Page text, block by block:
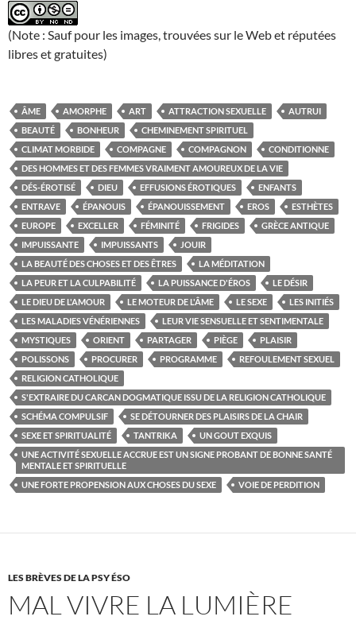
(Note : Sauf pour les images, trouvées sur le Web et réputées
libres et gratuites)
ÂME AMORPHE ART ATTRACTION SEXUELLE
AUTRUI
BEAUTÉ
BONHEUR
CHEMINEMENT SPIRITUEL
CLIMAT MORBIDE
COMPAGNE COMPAGNON
CONDITIONNE
DES HOMMES ET DES FEMMES VRAIMENT AMOUREUX DE LA VIE
DÉS-ÉROTISÉ
DIEU EFFUSIONS ÉROTIQUES
ENFANTS
ENTRAVE
ÉPANOUIS ÉPANOUISSEMENT EROS
ESTHÈTES
EUROPE
EXCELLER FÉMINITÉ FRIGIDES
GRÈCE ANTIQUE
IMPUISSANTE
IMPUISSANTS
JOUIR
LA BEAUTÉ DES CHOSES ET DES ÊTRES
LA MÉDITATION
LA PEUR ET LA CULPABILITÉ
LA PUISSANCE D'ÉROS
LE DÉSIR
LE DIEU DE L'AMOUR
LE MOTEUR DE L'ÂME LE SEXE
LES INITIÉS
LES MALADIES VÉNÉRIENNES
LEUR VIE SENSUELLE ET SENTIMENTALE
MYSTIQUES
ORIENT PARTAGER PIÈGE
PLAISIR
POLISSONS
PROCURER PROGRAMME
REFOULEMENT SEXUEL
RELIGION CATHOLIQUE
S'EXTRAIRE DU CARCAN DOGMATIQUE ISSU DE LA RELIGION CATHOLIQUE
SCHÉMA COMPULSIF
SE DÉTOURNER DES PLAISIRS DE LA CHAIR
SEXE ET SPIRITUALITÉ
TANTRIKA
UN GOUT EXQUIS
UNE ACTIVITÉ SEXUELLE ACCRUE EST UN SIGNE PROBANT DE BONNE SANTÉ
MENTALE ET SPIRITUELLE
UNE FORTE PROPENSION AUX CHOSES DU SEXE
VOIE DE PERDITION
LES BRÈVES DE LA PSY ÉSO
MAL VIVRE LA LUMIÈRE